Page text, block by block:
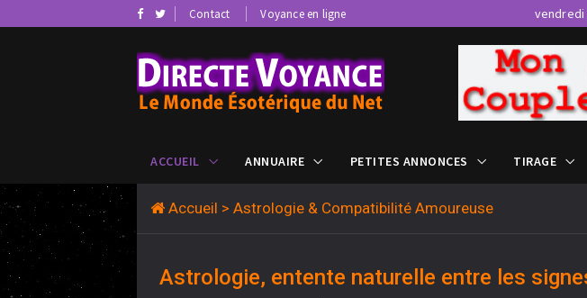
Contact Voyance en ligne vendredi
ACCUEIL ANNUAIRE PETITES ANNONCES TIRAGE
Accueil > Astrologie & Compatibilité Amoureuse
Astrologie, entente naturelle entre les